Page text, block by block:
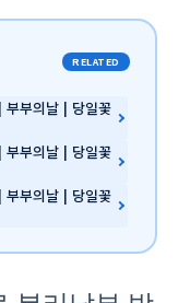
RELATED
부의날 | 당일꽃
부의날 | 당일꽃
부의날 | 당일꽃